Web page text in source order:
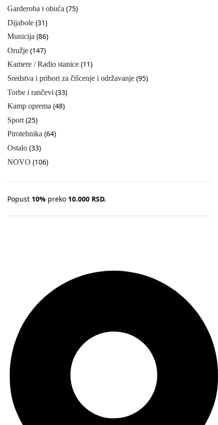
Garderoba i obuća (75)
Dijabole (31)
Municija (86)
Oružje (147)
Kamere / Radio stanice (11)
Sredstva i pribori za čišcenje i održavanje (95)
Torbe i rančevi (33)
Kamp oprema (48)
Sport (25)
Pirotehnika (64)
Ostalo (33)
NOVO (106)
Popust 10% preko 10.000 RSD.